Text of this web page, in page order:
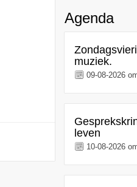
Agenda
muziek.
09-08-2026
leven
10-08-2026